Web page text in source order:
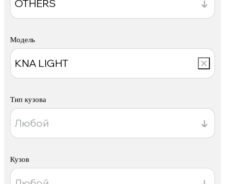
Модель
Тип кузова
Кузов